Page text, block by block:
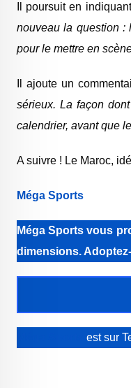
Il poursuit en
nouveau la question :
pour le mettre en
Il ajoute un
sérieux. La façon
calendrier, avant que
A suivre ! Le Maroc,
Méga Sports
Méga Sports vous
dimensions.
est sur